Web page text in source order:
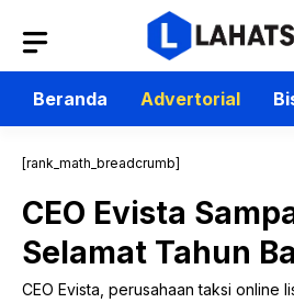
isi
Beranda
Advertorial
[rank_math_breadcrumb]
CEO Evista
Selamat Tahun
CEO Evista, perusahaan taksi online